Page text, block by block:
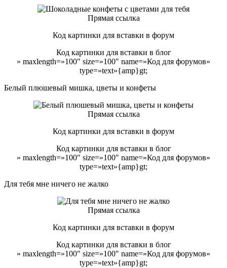
Прямая ссылка
Код картинки для вставки в форум
Код картинки для вставки в блог
» maxlength=»100″ size=»100″ name=»Код для форумов»
type=»text»{amp}gt;
Белый плюшевый мишка, цветы и конфеты
Прямая ссылка
Код картинки для вставки в форум
Код картинки для вставки в блог
» maxlength=»100″ size=»100″ name=»Код для форумов»
type=»text»{amp}gt;
Для тебя мне ничего не жалко
Прямая ссылка
Код картинки для вставки в форум
Код картинки для вставки в блог
» maxlength=»100″ size=»100″ name=»Код для форумов»
type=»text»{amp}gt;